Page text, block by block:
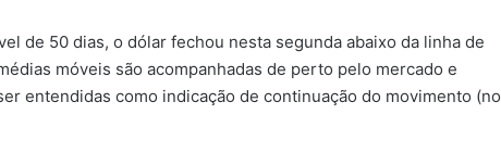
de 50 dias, o dólar fechou nesta segunda abaixo da linha de
móveis são acompanhadas de perto pelo mercado e
entendidas como indicação de continuação do movimento (no